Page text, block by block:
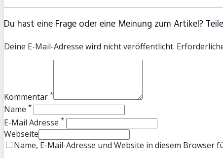
Du hast eine Frage oder eine Meinung zum Artikel?
Deine E-Mail-Adresse wird nicht veröffentlicht.
Kommentar *
Name *
E-Mail Adresse *
Webseite
Name, E-Mail-Adresse und Website in diesem Browser